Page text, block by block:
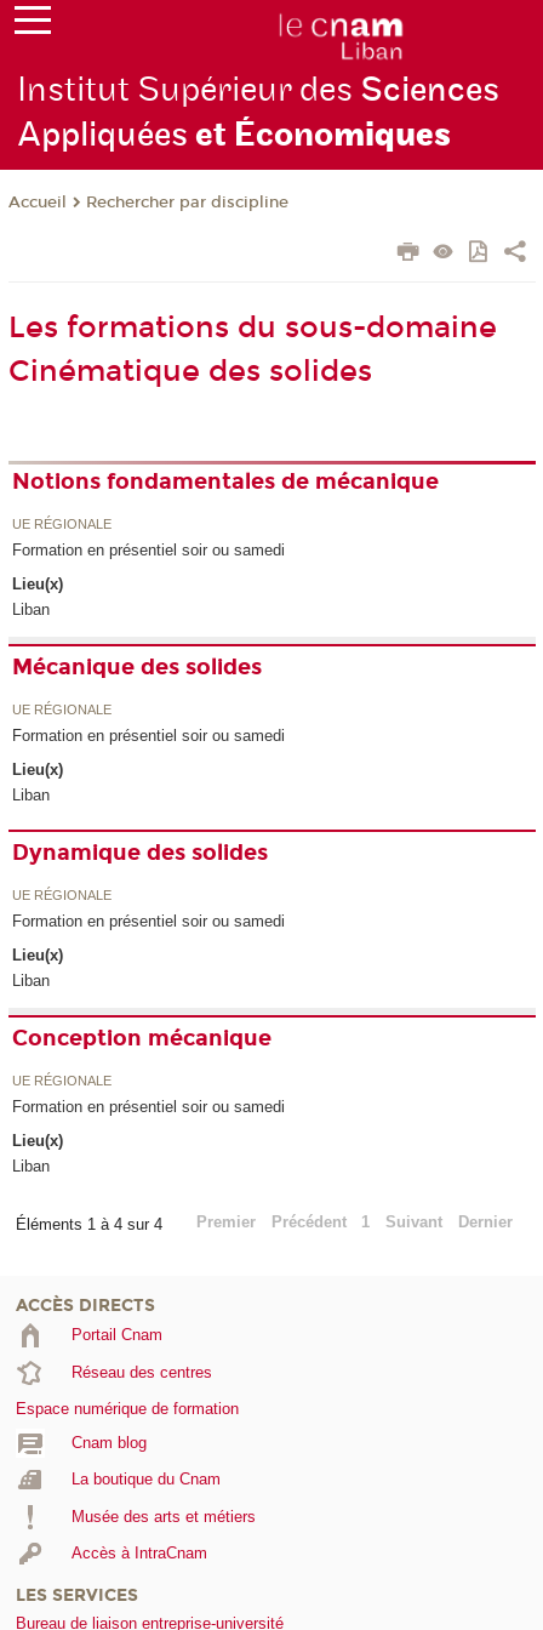
Institut Supérieur des Sciences
Appliquéeset Économiques
Accueil Rechercher par discipline
Les formations du sous-domaine
Cinématique des solides
Notions fondamentales de mécanique
UE RÉGIONALE
Formation en présentiel soir ou samedi
Lieu(x)
Liban
Mécanique des solides
UE RÉGIONALE
Formation en présentiel soir ou samedi
Lieu(x)
Liban
Dynamique des solides
UE RÉGIONALE
Formation en présentiel soir ou samedi
Lieu(x)
Liban
Conception mécanique
UE RÉGIONALE
Formation en présentiel soir ou samedi
Lieu(x)
Liban
Éléments 1 à 4 sur 4 Premier Précédent 1 Suivant Dernier
ACCÈS DIRECTS
Portail Cnam
Réseau des centres
Espace numérique de formation
Cnam blog
La boutique du Cnam
Musée des arts et métiers
Accès à IntraCnam
LES SERVICES
Bureau de liaison entreprise-université